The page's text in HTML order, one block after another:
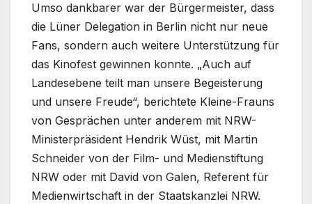
Umso dankbarer war der Bürgermeister, dass
die Lüner Delegation in Berlin nicht nur neue
Fans, sondern auch weitere Unterstützung für
das Kinofest gewinnen konnte. „Auch auf
Landesebene teilt man unsere Begeisterung
und unsere Freude“, berichtete Kleine-Frauns
von Gesprächen unter anderem mit NRW-
Ministerpräsident Hendrik Wüst, mit Martin
Schneider von der Film- und Medienstiftung
NRW oder mit David von Galen, Referent für
Medienwirtschaft in der Staatskanzlei NRW.